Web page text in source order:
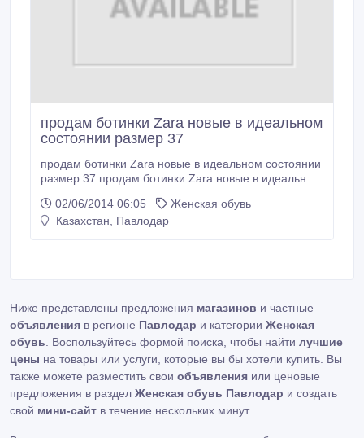
продам ботинки Zara новые в идеальном
состоянии размер 37
продам ботинки Zara новые в идеальном состоянии
размер 37 продам ботинки Zara новые в идеальном
02/06/2014 06:05
Женская обувь
Казахстан, Павлодар
Ниже представлены предложения магазинов и частные
объявления в регионе Павлодар и категории Женская
обувь . Воспользуйтесь формой поиска, чтобы найти лучшие
цены на товары или услуги, которые вы бы хотели купить. Вы
также можете разместить свои объявления или ценовые
предложения в раздел Женская обувь Павлодар и создать
свой мини-сайт в течение нескольких минут.